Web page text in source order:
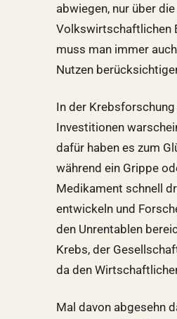
abwiegen, nur über
Volkswirtschaftlichen
muss man immer
Nutzen
In der
Investitionen
dafür haben es zum
während ein Grippe
Medikament schnell
entwickeln und
den Unrentablen
Krebs, der
da den
Mal davon abgesehn